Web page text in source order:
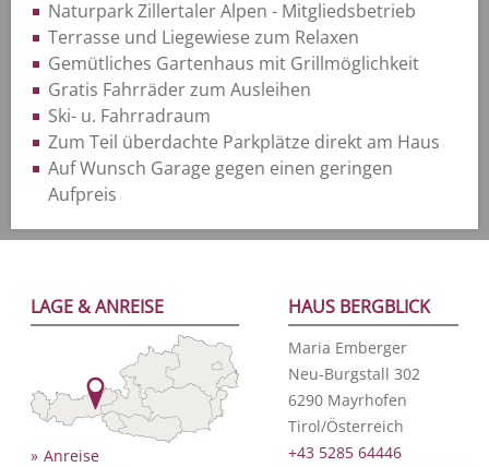
Naturpark Zillertaler Alpen - Mitgliedsbetrieb
Terrasse und Liegewiese zum Relaxen
Gemütliches Gartenhaus mit Grillmöglichkeit
Gratis Fahrräder zum Ausleihen
Ski- u. Fahrradraum
Zum Teil überdachte Parkplätze direkt am Haus
Auf Wunsch Garage gegen einen geringen
Aufpreis
LAGE & ANREISE
Anreise
HAUS BERGBLICK
Maria Emberger
Neu-Burgstall 302
6290 Mayrhofen
Tirol/Österreich
+43 5285 64446